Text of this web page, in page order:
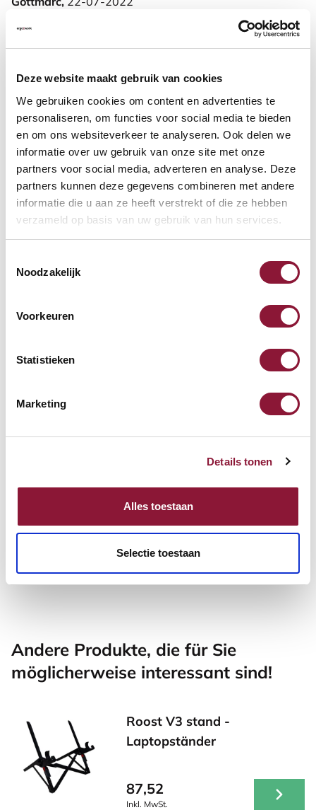
Deze website maakt gebruik van cookies
We gebruiken cookies om content en advertenties te
personaliseren, om functies voor social media te bieden
en om ons websiteverkeer te analyseren. Ook delen we
informatie over uw gebruik van onze site met onze
partners voor social media, adverteren en analyse. Deze
partners kunnen deze gegevens combineren met andere
informatie die u aan ze heeft verstrekt of die ze hebben
verzameld op basis van uw gebruik van hun services.
Noodzakelijk
Voorkeuren
Statistieken
Marketing
Details tonen
Alles toestaan
Selectie toestaan
Weitere Informationen
Häufig zusammen gekauft mit
SRM Evolution vertikale
Maus rechtshändig kabellos
kabelgebundene Mini-
Fußstütze
104,24
Inkl. MwSt.
Andere Produkte, die für Sie
möglicherweise interessant sind!
Roost V3 stand -
Laptopständer
87,52
Inkl. MwSt.